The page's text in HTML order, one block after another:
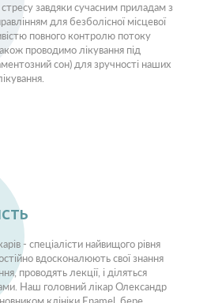
завдяки сучасним приладам з
для безболісної місцевої
повного контролю потоку
проводимо лікування під
сон) для зручності наших
- спеціалісти найвищого рівня
вдосконалюють свої знання
проводять лекції, і діляться
Наш головний лікар Олександр